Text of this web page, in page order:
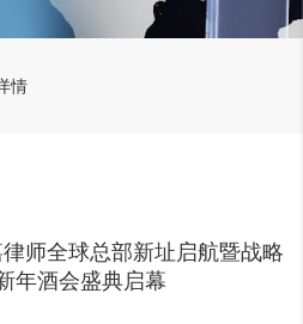
情
师全球总部新址启航暨战略
年酒会盛典启幕